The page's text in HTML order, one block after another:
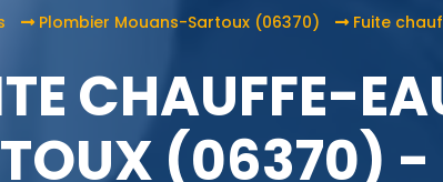
Plombier Mouans-Sartoux (06370) Fuite
CHAUFFE-
(06370) -